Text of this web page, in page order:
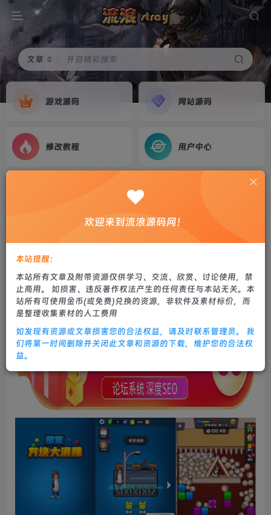
文章 开启精彩搜索
游戏源码 网站源码
修改教程 用户中心
WIN系服务端+Linux手工服务端+简易客户端+教
程
2个月前更新
0 602 11
欢迎来到流浪源码网！
本站提醒：
本站所有文章及附带资源仅供学习、交流、欣赏、讨论使用，禁
止商用。 如损害、违反著作权法产生的任何责任与本站无关。本
站所有可使用金币(或免费)兑换的资源，非软件及素材标价，而
是整理收集素材的人工费用
如发现有资源或文章损害您的合法权益，请及时联系管理员。 我
们将第一时间删除并关闭此文章和资源的下载，维护您的合法权
益。